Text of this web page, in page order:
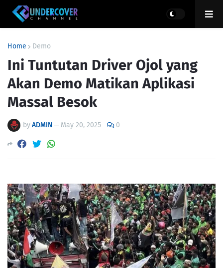
Home Demo
Ini Tuntutan Driver Ojol yang
Akan Demo Matikan Aplikasi
Massal Besok
byADMIN— May 20, 2025 0